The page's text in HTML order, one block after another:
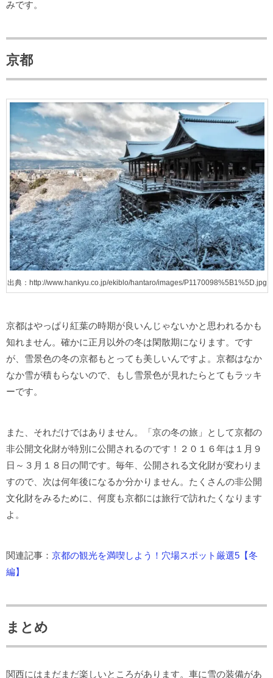
みです。
京都
出典：http://www.hankyu.co.jp/ekiblo/hantaro/images/P1170098%5B1%5D.jpg
京都はやっぱり紅葉の時期が良いんじゃないかと思われるかも
知れません。確かに正月以外の冬は閑散期になります。です
が、雪景色の冬の京都もとっても美しいんですよ。京都はなか
なか雪が積もらないので、もし雪景色が見れたらとてもラッキ
ーです。
また、それだけではありません。「京の冬の旅」として京都の
非公開文化財が特別に公開されるのです！２０１６年は１月９
日～３月１８日の間です。毎年、公開される文化財が変わりま
すので、次は何年後になるか分かりません。たくさんの非公開
文化財をみるために、何度も京都には旅行で訪れたくなります
よ。
関連記事： 京都の観光を満喫しよう！穴場スポット厳選5【冬
編】
まとめ
関西にはまだまだ楽しいところがあります。車に雪の装備があ